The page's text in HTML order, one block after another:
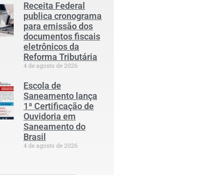
Receita Federal
publica cronograma
para emissão dos
documentos fiscais
eletrônicos da
Reforma Tributária
4 de agosto de 2026
Escola de
Saneamento lança
1ª Certificação de
Ouvidoria em
Saneamento do
Brasil
4 de agosto de 2026